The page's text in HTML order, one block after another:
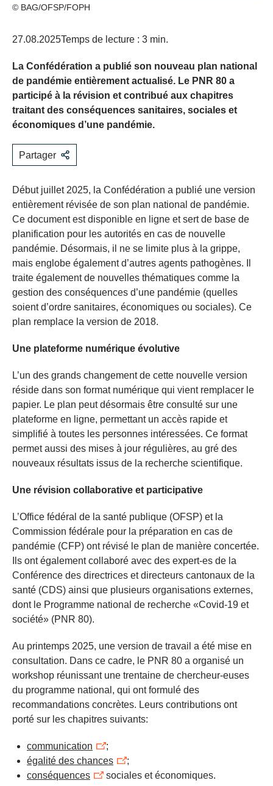
© BAG/OFSP/FOPH
27.08.2025Temps de lecture : 3 min.
La Confédération a publié son nouveau plan national
de pandémie entièrement actualisé. Le PNR 80 a
participé à la révision et contribué aux chapitres
traitant des conséquences sanitaires, sociales et
économiques d’une pandémie.
Partager
Début juillet 2025, la Confédération a publié une version
entièrement révisée de son plan national de pandémie.
Ce document est disponible en ligne et sert de base de
planification pour les autorités en cas de nouvelle
pandémie. Désormais, il ne se limite plus à la grippe,
mais englobe également d’autres agents pathogènes. Il
traite également de nouvelles thématiques comme la
gestion des conséquences d’une pandémie (quelles
soient d’ordre sanitaires, économiques ou sociales). Ce
plan remplace la version de 2018.
Une plateforme numérique évolutive
L’un des grands changement de cette nouvelle version
réside dans son format numérique qui vient remplacer le
papier. Le plan peut désormais être consulté sur une
plateforme en ligne, permettant un accès rapide et
simplifié à toutes les personnes intéressées. Ce format
permet aussi des mises à jour régulières, au gré des
nouveaux résultats issus de la recherche scientifique.
Une révision collaborative et participative
L’Office fédéral de la santé publique (OFSP) et la
Commission fédérale pour la préparation en cas de
pandémie (CFP) ont révisé le plan de manière concertée.
Ils ont également collaboré avec des expert-es de la
Conférence des directrices et directeurs cantonaux de la
santé (CDS) ainsi que plusieurs organisations externes,
dont le Programme national de recherche «Covid-19 et
société» (PNR 80).
Au printemps 2025, une version de travail a été mise en
consultation. Dans ce cadre, le PNR 80 a organisé un
workshop réunissant une trentaine de chercheur-euses
du programme national, qui ont formulé des
recommandations concrètes. Leurs contributions ont
porté sur les chapitres suivants:
communication
;
égalité des chances
;
conséquences
sociales et économiques.